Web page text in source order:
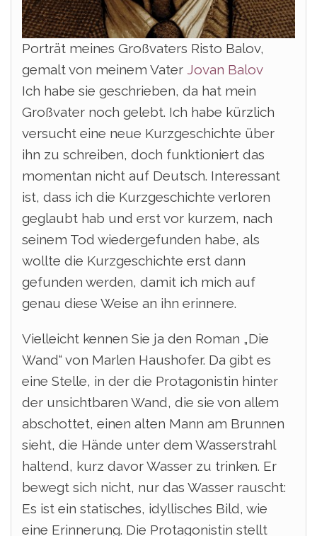
Porträt meines Großvaters Risto Balov,
gemalt von meinem Vater Jovan Balov
Ich habe sie geschrieben, da hat mein
Großvater noch gelebt. Ich habe kürzlich
versucht eine neue Kurzgeschichte über
ihn zu schreiben, doch funktioniert das
momentan nicht auf Deutsch. Interessant
ist, dass ich die Kurzgeschichte verloren
geglaubt hab und erst vor kurzem, nach
seinem Tod wiedergefunden habe, als
wollte die Kurzgeschichte erst dann
gefunden werden, damit ich mich auf
genau diese Weise an ihn erinnere.
Vielleicht kennen Sie ja den Roman „Die
Wand“ von Marlen Haushofer. Da gibt es
eine Stelle, in der die Protagonistin hinter
der unsichtbaren Wand, die sie von allem
abschottet, einen alten Mann am Brunnen
sieht, die Hände unter dem Wasserstrahl
haltend, kurz davor Wasser zu trinken. Er
bewegt sich nicht, nur das Wasser rauscht:
Es ist ein statisches, idyllisches Bild, wie
eine Erinnerung. Die Protagonistin stellt